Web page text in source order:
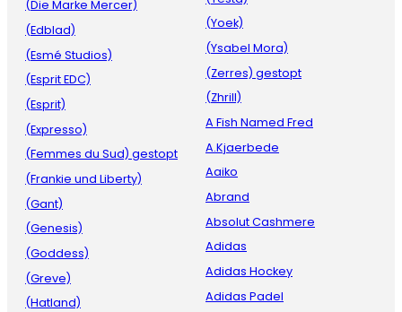
(Die Marke Mercer)
(Edblad)
(Esmé Studios)
(Esprit EDC)
(Esprit)
(Expresso)
(Femmes du Sud) gestopt
(Frankie und Liberty)
(Gant)
(Genesis)
(Goddess)
(Greve)
(Hatland)
(Yoek)
(Ysabel Mora)
(Zerres) gestopt
(Zhrill)
A Fish Named Fred
A.Kjaerbede
Aaiko
Abrand
Absolut Cashmere
Adidas
Adidas Hockey
Adidas Padel